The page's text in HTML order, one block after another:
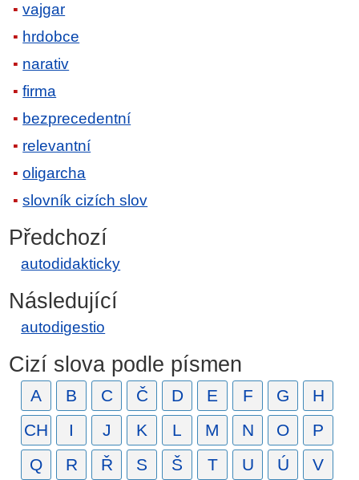
vajgar
hrdobce
narativ
firma
bezprecedentní
relevantní
oligarcha
slovník cizích slov
Předchozí
autodidakticky
Následující
autodigestio
Cizí slova podle písmen
A B C Č D E F G
H
CH
I J K L M N O
P
Q
R Ř S Š T U Ú V